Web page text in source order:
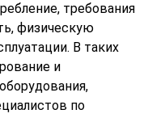
требования
физическую
В таких
и
по